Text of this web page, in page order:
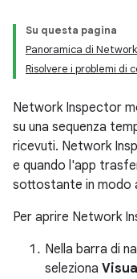
Su questa pagina
Panoramica di
Risolvere i problemi di
Network Inspector
su una sequenza
ricevuti. Network
e quando l'app
sottostante in modo
Per aprire Network
Nella barra di
seleziona